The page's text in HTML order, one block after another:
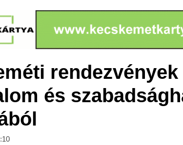
rendezvények
és